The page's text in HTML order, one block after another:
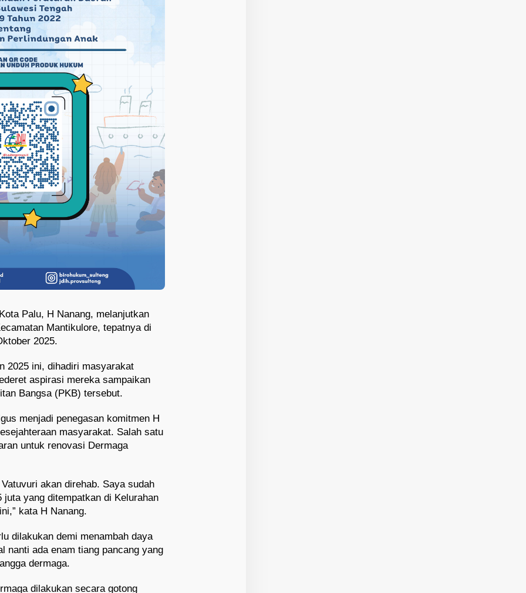
Palu, H Nanang, melanjutkan
Mantikulore, tepatnya di
2025.
2025 ini, dihadiri masyarakat
aspirasi mereka sampaikan
Bangsa (PKB) tersebut.
menjadi penegasan komitmen H
masyarakat. Salah satu
untuk renovasi Dermaga
akan direhab. Saya sudah
juta yang ditempatkan di Kelurahan
kata H Nanang.
dilakukan demi menambah daya
nanti ada enam tiang pancang yang
dermaga.
dilakukan secara gotong